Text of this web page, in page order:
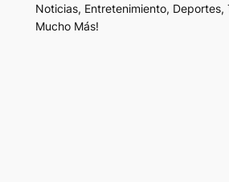
Noticias, Entretenimiento, Deportes,
Mucho Más!